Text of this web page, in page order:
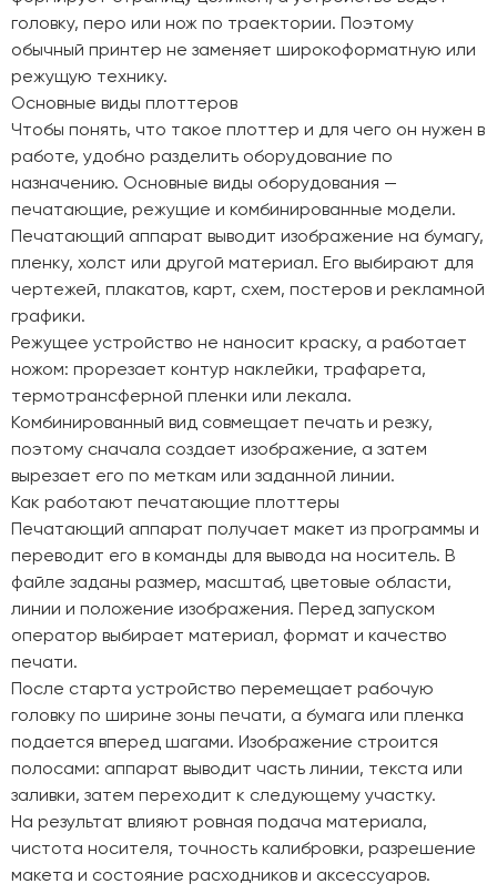
головку, перо или нож по траектории. Поэтому
обычный принтер не заменяет широкоформатную или
режущую технику.
Основные виды плоттеров
Чтобы понять, что такое плоттер и для чего он нужен в
работе, удобно разделить оборудование по
назначению. Основные виды оборудования —
печатающие, режущие и комбинированные модели.
Печатающий аппарат выводит изображение на бумагу,
пленку, холст или другой материал. Его выбирают для
чертежей, плакатов, карт, схем, постеров и рекламной
графики.
Режущее устройство не наносит краску, а работает
ножом: прорезает контур наклейки, трафарета,
термотрансферной пленки или лекала.
Комбинированный вид совмещает печать и резку,
поэтому сначала создает изображение, а затем
вырезает его по меткам или заданной линии.
Как работают печатающие плоттеры
Печатающий аппарат получает макет из программы и
переводит его в команды для вывода на носитель. В
файле заданы размер, масштаб, цветовые области,
линии и положение изображения. Перед запуском
оператор выбирает материал, формат и качество
печати.
После старта устройство перемещает рабочую
головку по ширине зоны печати, а бумага или пленка
подается вперед шагами. Изображение строится
полосами: аппарат выводит часть линии, текста или
заливки, затем переходит к следующему участку.
На результат влияют ровная подача материала,
чистота носителя, точность калибровки, разрешение
макета и состояние расходников и аксессуаров.